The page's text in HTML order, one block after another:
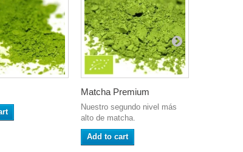
Matcha Premium
Nuestro segundo nivel más
alto de matcha.
Add to cart